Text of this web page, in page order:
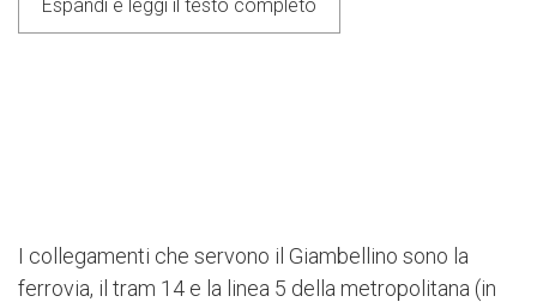
Espandi e leggi il testo completo
I collegamenti che servono il Giambellino sono la
ferrovia, il tram 14 e la linea 5 della metropolitana (in